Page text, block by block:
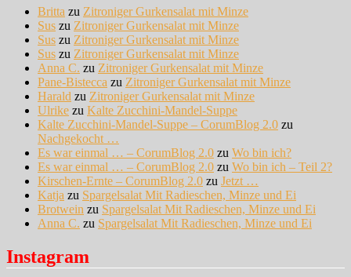
Britta zu Zitroniger Gurkensalat mit Minze
Sus zu Zitroniger Gurkensalat mit Minze
Sus zu Zitroniger Gurkensalat mit Minze
Sus zu Zitroniger Gurkensalat mit Minze
Anna C. zu Zitroniger Gurkensalat mit Minze
Pane-Bistecca zu Zitroniger Gurkensalat mit Minze
Harald zu Zitroniger Gurkensalat mit Minze
Ulrike zu Kalte Zucchini-Mandel-Suppe
Kalte Zucchini-Mandel-Suppe – CorumBlog 2.0 zu
Nachgekocht …
Es war einmal … – CorumBlog 2.0 zu Wo bin ich?
Es war einmal … – CorumBlog 2.0 zu Wo bin ich – Teil 2?
Kirschen-Ernte – CorumBlog 2.0 zu Jetzt …
Katja zu Spargelsalat Mit Radieschen, Minze und Ei
Brotwein zu Spargelsalat Mit Radieschen, Minze und Ei
Anna C. zu Spargelsalat Mit Radieschen, Minze und Ei
Instagram